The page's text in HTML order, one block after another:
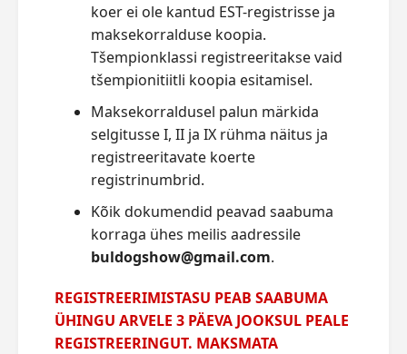
koer ei ole kantud EST-registrisse ja
maksekorralduse koopia.
Tšempionklassi registreeritakse vaid
tšempionitiitli koopia esitamisel.
Maksekorraldusel palun märkida
selgitusse I, II ja IX rühma näitus ja
registreeritavate koerte
registrinumbrid.
Kõik dokumendid peavad saabuma
korraga ühes meilis aadressile
buldogshow@gmail.com.
REGISTREERIMISTASU PEAB SAABUMA
ÜHINGU ARVELE 3 PÄEVA JOOKSUL PEALE
REGISTREERINGUT. MAKSMATA